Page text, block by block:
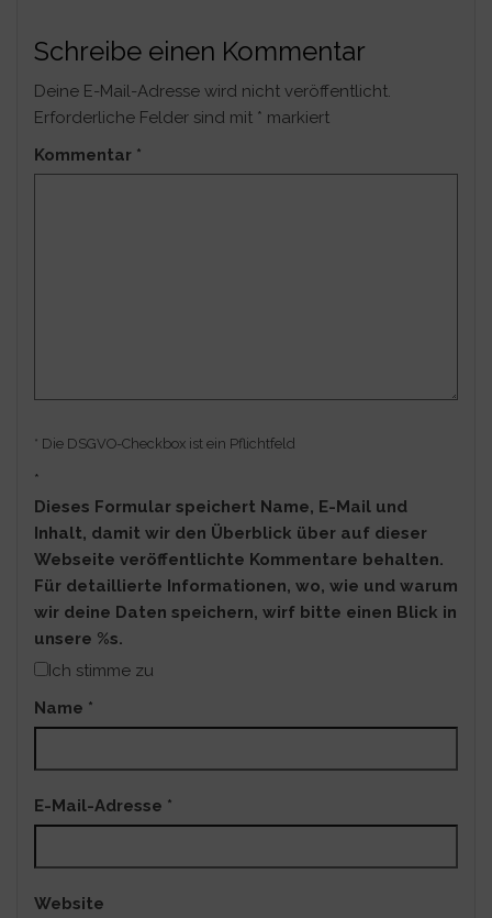
Schreibe einen Kommentar
Deine E-Mail-Adresse wird nicht veröffentlicht.
Erforderliche Felder sind mit * markiert
Kommentar *
* Die DSGVO-Checkbox ist ein Pflichtfeld
*
Dieses Formular speichert Name, E-Mail und
Inhalt, damit wir den Überblick über auf dieser
Webseite veröffentlichte Kommentare behalten.
Für detaillierte Informationen, wo, wie und warum
wir deine Daten speichern, wirf bitte einen Blick in
unsere %s.
Ich stimme zu
Name *
E-Mail-Adresse *
Website